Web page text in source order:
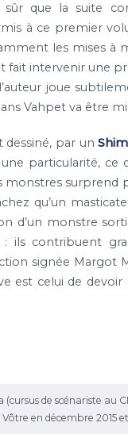
que la suite
à ce premier
les mises à
fait intervenir une
joue
Vahpet va être
par un
particularité, ce
monstres
qu’un
d’un monstre
ils contribuent
signée Margot
est celui de devoir
de scénariste au
en décembre 2015